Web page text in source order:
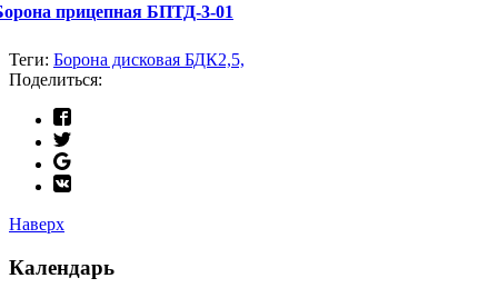
прицепная БПТД-3-01
Теги: Борона дисковая БДК2,5,
Поделиться:
Наверх
Календарь